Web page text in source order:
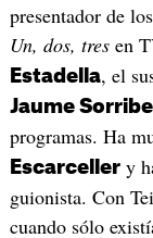
presentador de
Un, dos, tresen
Estadella, el
Jaume
programas. Ha
Escarcellery
guionista. Con
cuando sólo